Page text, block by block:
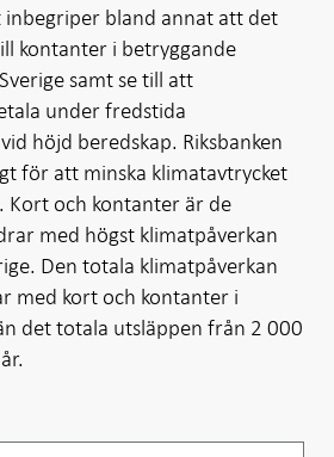
bland annat att det
kontanter i betryggande
samt se till att
under fredstida
höjd beredskap. Riksbanken
för att minska klimatavtrycket
och kontanter är de
med högst klimatpåverkan
Den totala klimatpåverkan
med kort och kontanter i
det totala utsläppen från 2 000